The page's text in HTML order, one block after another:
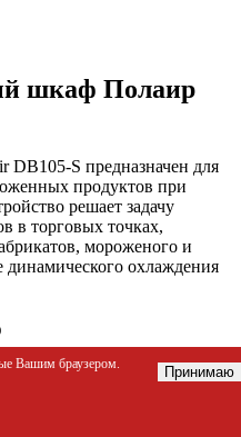
шкаф Полаир
S предназначен для
продуктов при
решает задачу
в торговых точках,
мороженого и
динамического охлаждения
и магазинов у дома для
Вашим браузером.
Принимаю